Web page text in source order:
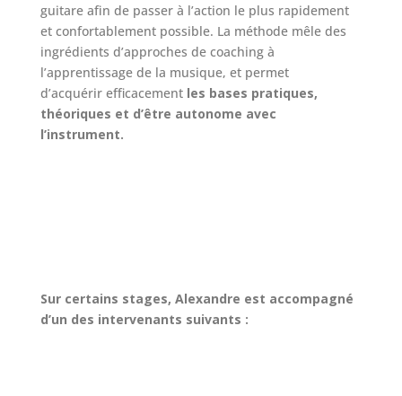
guitare afin de passer à l’action le plus rapidement
et confortablement possible. La méthode mêle des
ingrédients d’approches de coaching à
l’apprentissage de la musique, et permet
d’acquérir efficacementles bases pratiques,
théoriques et d’être autonome avec
l’instrument.
Sur certains stages, Alexandre est accompagné
d’un des intervenants suivants :